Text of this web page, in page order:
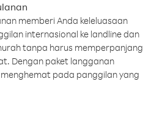
memberi Anda keleluasaan
internasional ke landline dan
tanpa harus memperpanjang
Dengan paket langganan
pada panggilan yang